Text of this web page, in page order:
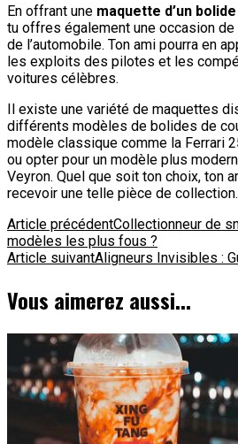
En offrant une maquette d’un
tu offres également une occasion de
de l’automobile. Ton ami pourra en
les exploits des pilotes et les
voitures célèbres.
Il existe une variété de maquettes
différents modèles de bolides de
modèle classique comme la Ferrari
ou opter pour un modèle plus
Veyron. Quel que soit ton choix, ton
recevoir une telle pièce de collection.
Navigation
d'article
Article précédentCollectionneur de
modèles les plus fous ?
Article suivantAligneurs Invisibles :
Vous aimerez aussi...